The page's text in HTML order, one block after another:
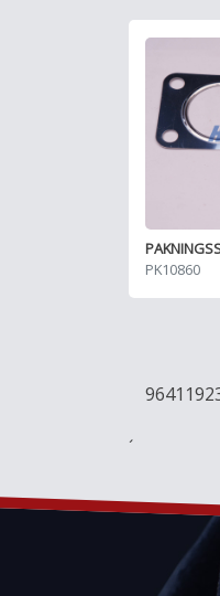
PK10860
´